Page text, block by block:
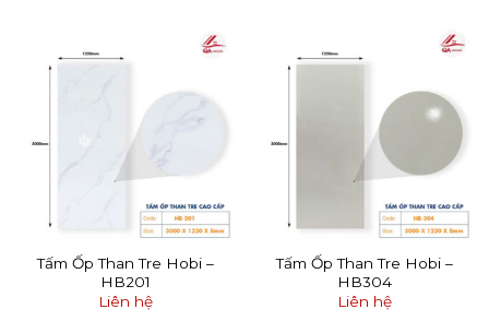
Tấm Ốp Than Tre Hobi –
HB201
Liên hệ
Tấm Ốp Than Tre Hobi –
HB304
Liên hệ